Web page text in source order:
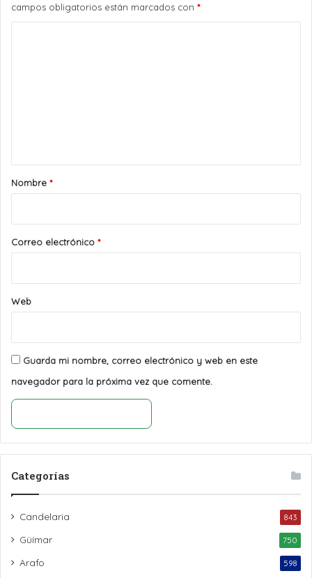
campos obligatorios están marcados con *
r
*
Nombre *
Correo electrónico *
Web
Guarda mi nombre, correo electrónico y web en este
navegador para la próxima vez que comente.
Categorías
Candelaria 843
Güímar 750
Arafo 598